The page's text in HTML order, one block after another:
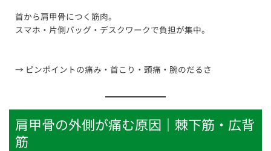
首から肩甲骨につく筋肉。
スマホ・片側バッグ・デスクワークで負担が集中。
→ ピンポイントの痛み・首こり・頭痛・腕のだるさ
肩甲骨の外側が痛む原因｜棘下筋・広背
筋